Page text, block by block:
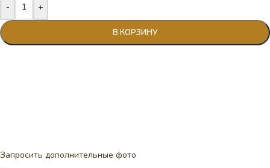
- +
В КОРЗИНУ
Запросить дополнительные фото